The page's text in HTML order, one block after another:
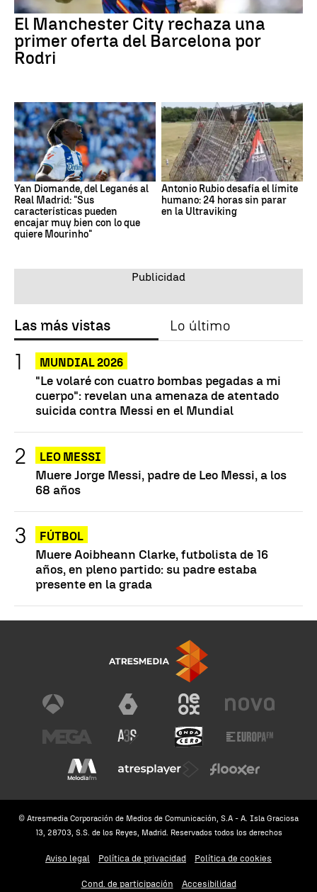
El Manchester City rechaza una
primer oferta del Barcelona por
Rodri
Yan Diomande, del Leganés al
Real Madrid: "Sus
características pueden
encajar muy bien con lo que
quiere Mourinho"
Antonio Rubio desafía el límite
humano: 24 horas sin parar
en la Ultraviking
Las más vistas Lo último
MUNDIAL 2026
"Le volaré con cuatro bombas pegadas a mi
cuerpo": revelan una amenaza de atentado
suicida contra Messi en el Mundial
LEO MESSI
Muere Jorge Messi, padre de Leo Messi, a los
68 años
FÚTBOL
Muere Aoibheann Clarke, futbolista de 16
años, en pleno partido: su padre estaba
presente en la grada
© Atresmedia Corporación de Medios de Comunicación, S.A - A. Isla Graciosa
13, 28703, S.S. de los Reyes, Madrid. Reservados todos los derechos
Aviso legal Política de privacidad Política de cookies
Cond. de participación Accesibilidad